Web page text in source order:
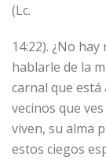
(Lc.
14:22). ¿No
hablarle de la
carnal que
vecinos que
viven, su alma
estos ciegos